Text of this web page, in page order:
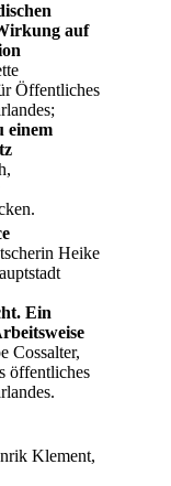
auf
Öffentliches
einem
Heike
Ein
Cossalter,
öffentliches
Klement,